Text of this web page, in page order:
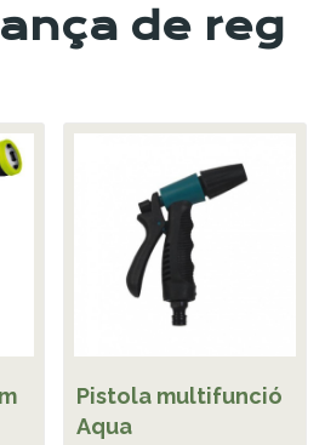
de reg
Pistola multifunció
Aqua